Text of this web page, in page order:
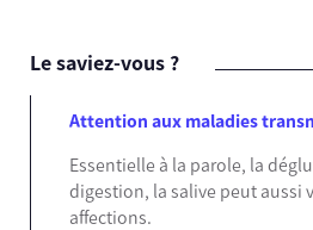
Le saviez-vous ?
Attention aux maladies
Essentielle à la parole, la
digestion, la salive peut aussi
affections.